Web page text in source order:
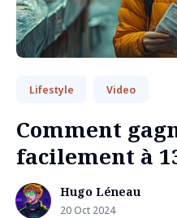
Lifestyle Video
Comment
facilement à
Hugo Léneau
20 Oct 2024